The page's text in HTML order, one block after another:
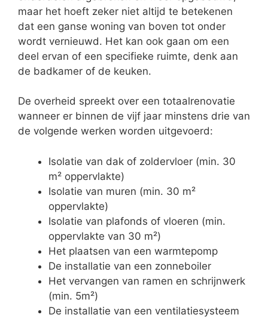
maar het hoeft zeker niet altijd te betekenen
dat een ganse woning van boven tot onder
wordt vernieuwd. Het kan ook gaan om een
deel ervan of een specifieke ruimte, denk aan
de badkamer of de keuken.
De overheid spreekt over een totaalrenovatie
wanneer er binnen de vijf jaar minstens drie van
de volgende werken worden uitgevoerd:
Isolatie van dak of zoldervloer (min. 30
m² oppervlakte)
Isolatie van muren (min. 30 m²
oppervlakte)
Isolatie van plafonds of vloeren (min.
oppervlakte van 30 m²)
Het plaatsen van een warmtepomp
De installatie van een zonneboiler
Het vervangen van ramen en schrijnwerk
(min. 5m²)
De installatie van een ventilatiesysteem